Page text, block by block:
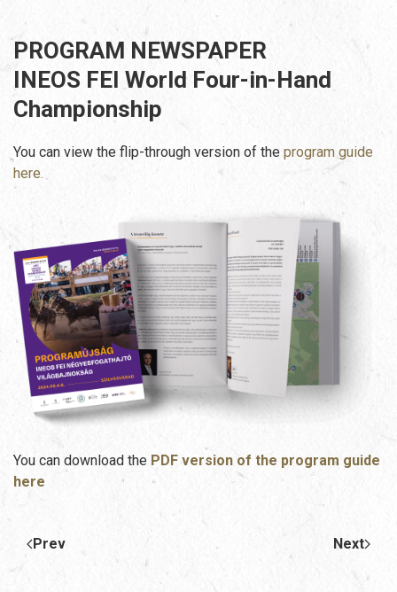
PROGRAM NEWSPAPER
INEOS FEI World Four-in-Hand
Championship
You can view the flip-through version of the program guide
here.
You can download the PDF version of the program guide
here
Prev Next